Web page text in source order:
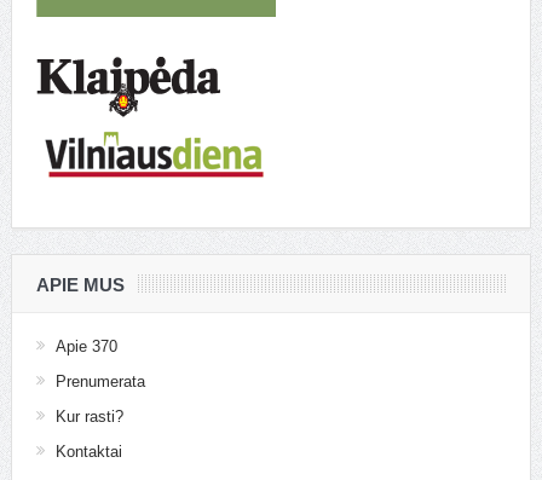
APIE MUS
Apie 370
Prenumerata
Kur rasti?
Kontaktai